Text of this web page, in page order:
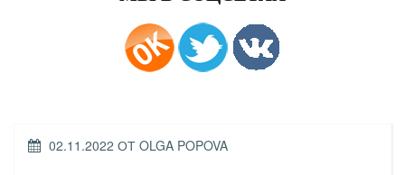
ОПУБЛИКОВАНО
02.11.2022 ОТ OLGA POPOVA